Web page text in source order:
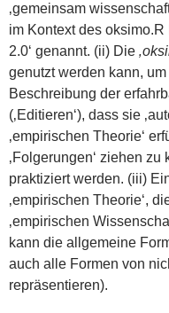
‚gemeinsam
im Kontext des
2.0‘ genannt. (ii) Die
genutzt werden kann,
Beschreibung der
(‚Editieren‘), dass sie
‚empirischen Theorie‘
‚Folgerungen‘ ziehen zu
praktiziert werden. (iii)
‚empirischen Theorie‘,
‚empirischen
kann die allgemeine
auch alle Formen von
repräsentieren).